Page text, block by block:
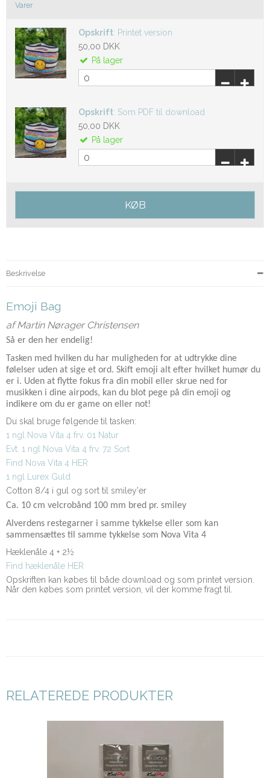
Varer
Opskrift: Printet version
50,00 DKK
På lager
Opskrift: Som PDF til download
50,00 DKK
På lager
KØB
Beskrivelse
Emoji Bag
af Martin Nørager Christensen
Så er den her endelig!
Tasken med hvilken du har muligheden for at udtrykke dine
følelser uden at sige et ord. Skift emoji alt efter hvilket humør du
er i. Uden at flytte fokus fra din mobil eller skrue ned for
musikken i dine airpods, kan du blot pege på din emoji og
indikere om du er game on eller not!
Du skal bruge følgende til tasken:
1 ngl Nova Vita 4 frv. 01 Natur
Evt. 1 ngl Nova Vita 4 frv. 72 Sort
Find Nova Vita 4 HER
1 ngl Lurex Guld
Cotton 8/4 i gul og sort til smiley'er
Ca. 10 cm velcrobånd 100 mm bred pr. smiley
Alverdens restegarner i samme tykkelse eller som kan
sammensættes til samme tykkelse som Nova Vita 4
Hæklenåle 4 + 2½
Find hæklenåle HER
Opskriften kan købes til både download og som printet version.
Når den købes som printet version, vil der komme fragt til.
RELATEREDE PRODUKTER